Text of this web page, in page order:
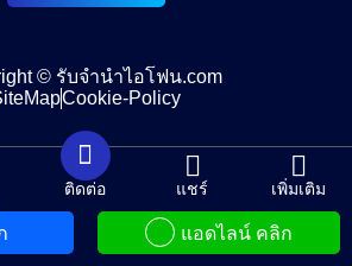
© รับจำนำไอโฟน.com
Cookie-Policy
ติดต่อ แชร์ เพิ่มเติม
แอดไลน์ คลิก